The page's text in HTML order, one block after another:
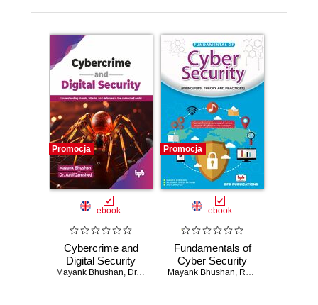
Promocja
ebook
Cybercrime and
Digital Security
Mayank Bhushan, Dr. Aatif Jamshed
Promocja
ebook
Fundamentals of
Cyber Security
Mayank Bhushan, Rajkumar Singh Rathore